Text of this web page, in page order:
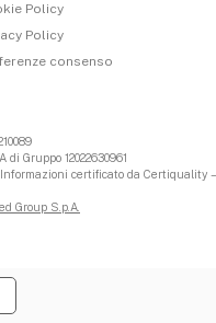
Policy
Policy
consenso
di Gruppo 12022630961
certificato da Certiquality –
Group S.p.A.